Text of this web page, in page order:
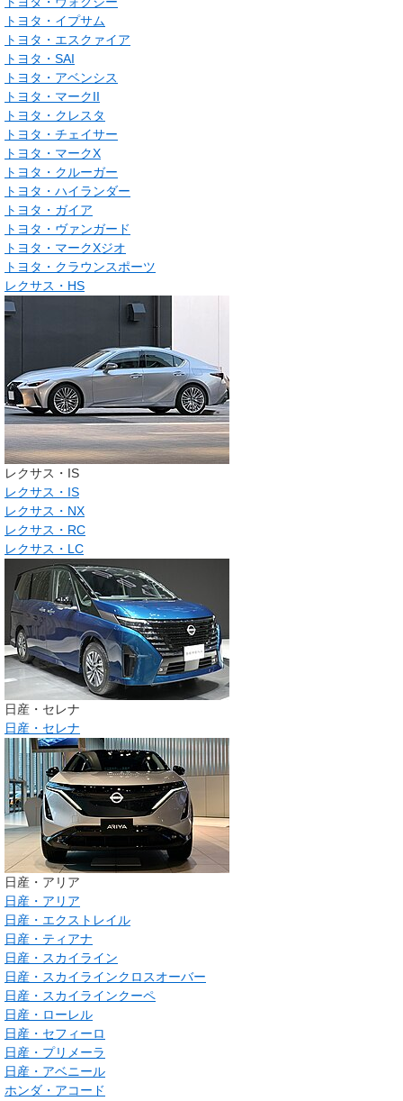
トヨタ・イプサム
トヨタ・エスクァイア
トヨタ・SAI
トヨタ・アベンシス
トヨタ・マークII
トヨタ・クレスタ
トヨタ・チェイサー
トヨタ・マークX
トヨタ・クルーガー
トヨタ・ハイランダー
トヨタ・ガイア
トヨタ・ヴァンガード
トヨタ・マークXジオ
トヨタ・クラウンスポーツ
レクサス・HS
レクサス・IS
レクサス・IS
レクサス・NX
レクサス・RC
レクサス・LC
日産・セレナ
日産・セレナ
日産・アリア
日産・アリア
日産・エクストレイル
日産・ティアナ
日産・スカイライン
日産・スカイラインクロスオーバー
日産・スカイラインクーペ
日産・ローレル
日産・セフィーロ
日産・プリメーラ
日産・アベニール
ホンダ・アコード